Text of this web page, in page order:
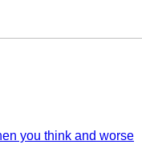
you think and worse